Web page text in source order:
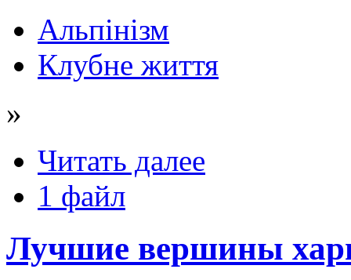
Альпінізм
Клубне життя
»
Читать далее
1 файл
Лучшие вершины